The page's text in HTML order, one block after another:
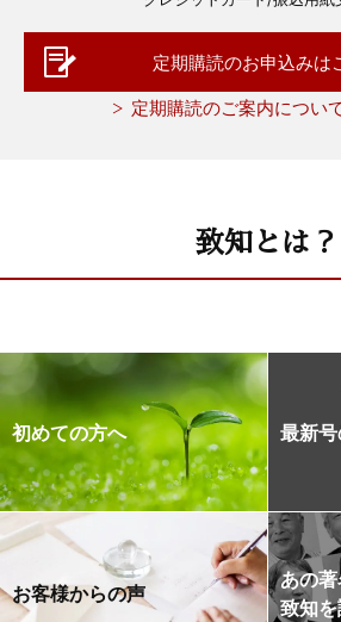
定期購読のお申込みは
定期購読のご案内につい
致知とは？
初めての方へ 最新
お客様からの声
あの
致知